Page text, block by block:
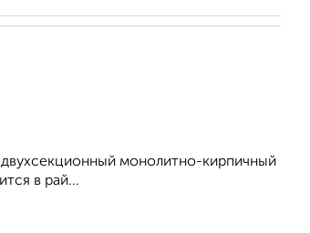
монолитно-кирпичный
в рай...